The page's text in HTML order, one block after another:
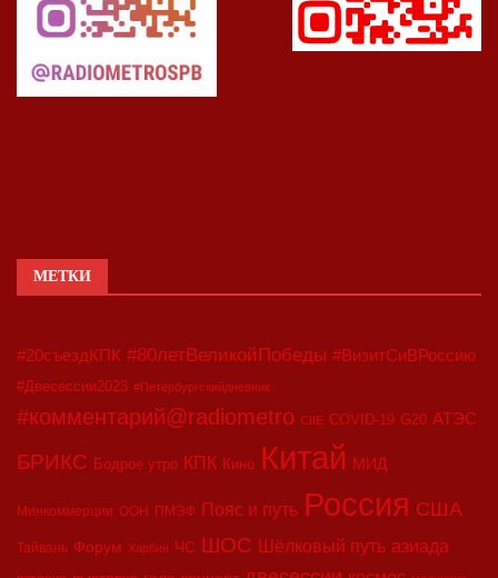
МЕТКИ
#20съездКПК #80летВеликойПобеды #ВизитСиВРоссию
#Двесессии2023 #Петербургскийдневник
#комментарий@radiometro CIIE COVID-19 G20 АТЭС
БРИКС Бодрое утро КПК Кино Китай МИД
Минкоммерции ООН ПМЭФ Пояс и путь Россия США
Тайвань Форум Харбин ЧС ШОС Шёлковый путь азиада